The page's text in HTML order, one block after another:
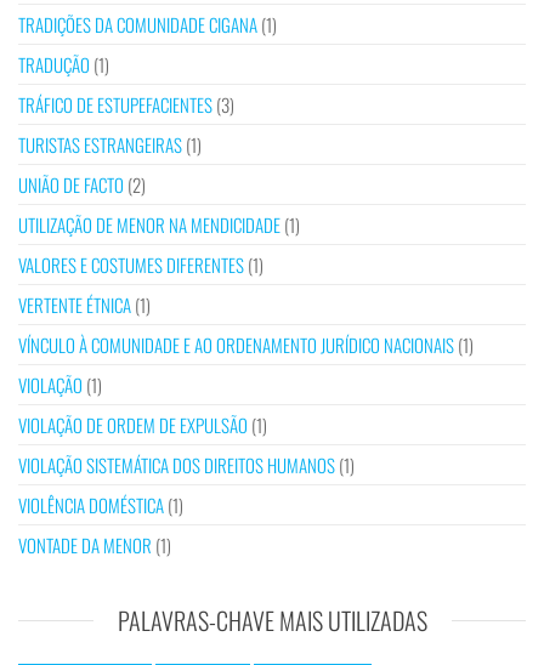
TRADIÇÕES DA COMUNIDADE CIGANA(1)
TRADUÇÃO (1)
TRÁFICO DE ESTUPEFACIENTES(3)
TURISTAS ESTRANGEIRAS(1)
UNIÃO DE FACTO (2)
UTILIZAÇÃO DE MENOR NA MENDICIDADE(1)
VALORES E COSTUMES DIFERENTES(1)
VERTENTE ÉTNICA(1)
VÍNCULO À COMUNIDADE E AO ORDENAMENTO JURÍDICO NACIONAIS(1)
VIOLAÇÃO (1)
VIOLAÇÃO DE ORDEM DE EXPULSÃO (1)
VIOLAÇÃO SISTEMÁTICA DOS DIREITOS HUMANOS(1)
VIOLÊNCIA DOMÉSTICA(1)
VONTADE DA MENOR (1)
PALAVRAS-CHAVE MAIS UTILIZADAS